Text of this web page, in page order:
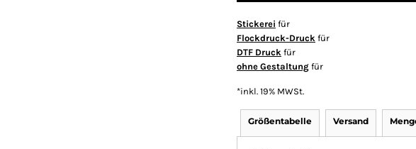
Stickerei für
Flockdruck-Druck für
DTF Druck für
ohne Gestaltung für
*inkl. 19% MWSt.
Größentabelle Versand